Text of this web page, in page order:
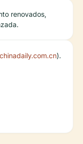
renovados,
chinadaily.com.cn).